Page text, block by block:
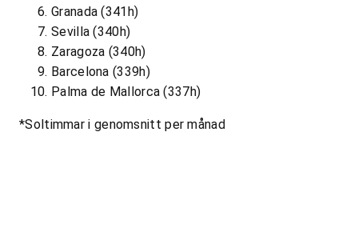
Granada (341h)
Sevilla (340h)
Zaragoza (340h)
Barcelona (339h)
Palma de Mallorca (337h)
*Soltimmar i genomsnitt per månad